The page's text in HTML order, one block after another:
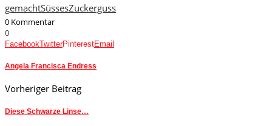
gemachtSüssesZuckerguss
0 Kommentar
0
FacebookTwitterPinterestEmail
Angela Francisca Endress
Vorheriger Beitrag
Diese Schwarze Linse…